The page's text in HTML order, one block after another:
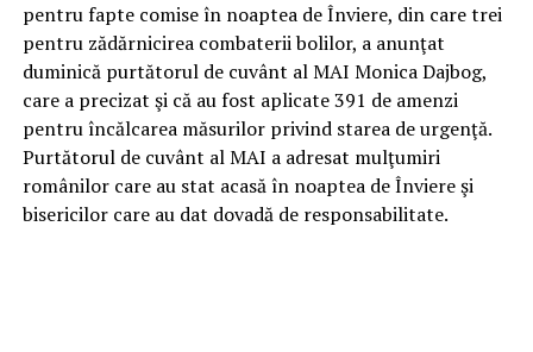
pentru fapte comise în noaptea de Înviere, din care trei
pentru zădărnicirea combaterii bolilor, a anunţat
duminică purtătorul de cuvânt al MAI Monica Dajbog,
care a precizat şi că au fost aplicate 391 de amenzi
pentru încălcarea măsurilor privind starea de urgenţă.
Purtătorul de cuvânt al MAI a adresat mulţumiri
românilor care au stat acasă în noaptea de Înviere şi
bisericilor care au dat dovadă de responsabilitate.